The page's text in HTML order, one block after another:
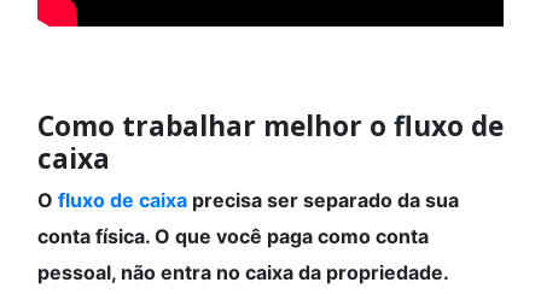
Como trabalhar melhor o fluxo de
caixa
O fluxo de caixa precisa ser separado da sua
conta física. O que você paga como conta
pessoal, não entra no caixa da propriedade.